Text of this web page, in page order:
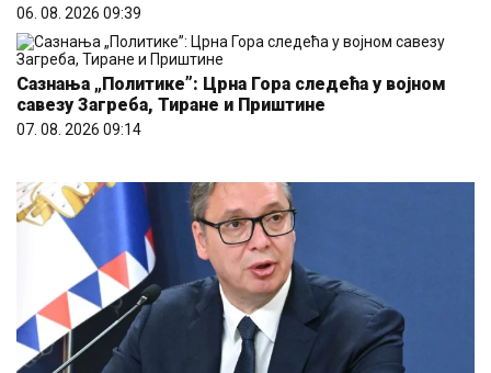
06. 08. 2026 09:39
Сазнања „Политике”: Црна Гора следећа у војном
савезу Загреба, Тиране и Приштине
07. 08. 2026 09:14